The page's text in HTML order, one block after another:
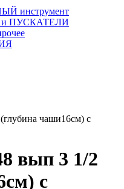
инструмент
ПУСКАТЕЛИ
чаши16см) с
вып 3 1/2
с